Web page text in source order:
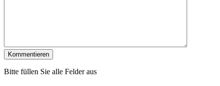
Bitte füllen Sie alle Felder aus